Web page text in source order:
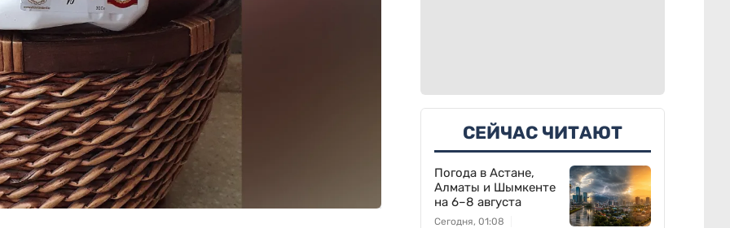
СЕЙЧАС ЧИТАЮТ
Погода в Астане,
Алматы и Шымкенте
на 6–8 августа
Сегодня, 01:08